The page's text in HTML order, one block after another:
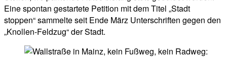
Eine spontan gestartete Petition mit dem Titel „Stadt
stoppen“ sammelte seit Ende März Unterschriften gegen den
„Knollen-Feldzug“ der Stadt.